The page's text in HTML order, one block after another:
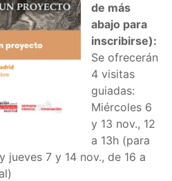
de más
abajo para
inscribirse):
Se ofrecerán
4 visitas
guiadas:
Miércoles 6
y 13 nov., 12
a 13h (para
jueves 7 y 14 nov., de 16 a